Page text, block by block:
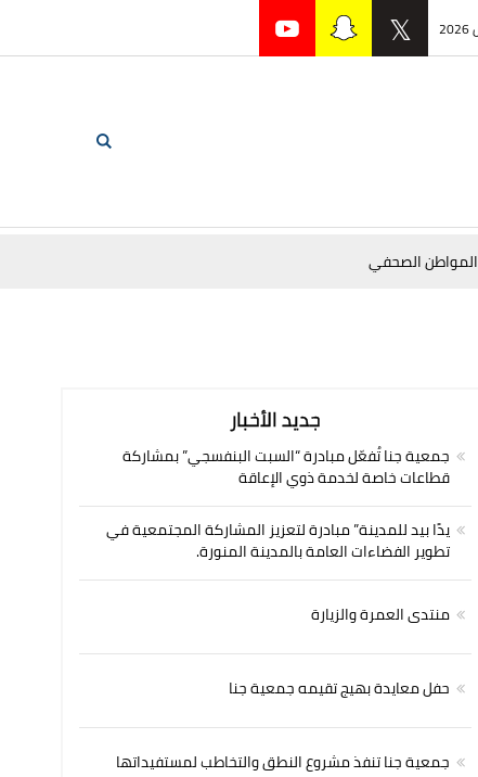
المواطن الصحفي
جديد الأخبار
جمعية جنا تُفعّل مبادرة “السبت البنفسجي” بمشاركة
قطاعات خاصة لخدمة ذوي الإعاقة
يدًا بيد للمدينة” مبادرة لتعزيز المشاركة المجتمعية في
تطوير الفضاءات العامة بالمدينة المنورة.
منتدى العمرة والزيارة
حفل معايدة بهيج تقيمه جمعية جنا
جمعية جنا تنفذ مشروع النطق والتخاطب لمستفيداتها